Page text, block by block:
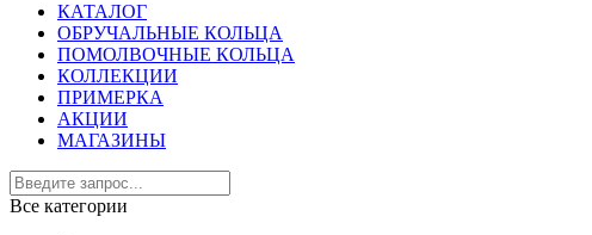
КАТАЛОГ
ОБРУЧАЛЬНЫЕ КОЛЬЦА
ПОМОЛВОЧНЫЕ КОЛЬЦА
КОЛЛЕКЦИИ
ПРИМЕРКА
АКЦИИ
МАГАЗИНЫ
Все категории